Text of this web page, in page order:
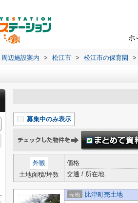
ホ
周辺施設案内 > 松江市 > 松江市の保育園 >
募集中のみ表示
外観
土地面積/坪数
価格
交通 / 所在地
売地 比津町売土地